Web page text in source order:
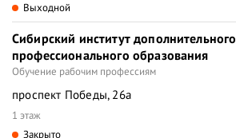
Выходной
Сибирский институт дополнительного
профессионального образования
Обучение рабочим профессиям
проспект Победы, 26а
1 этаж
Закрыто